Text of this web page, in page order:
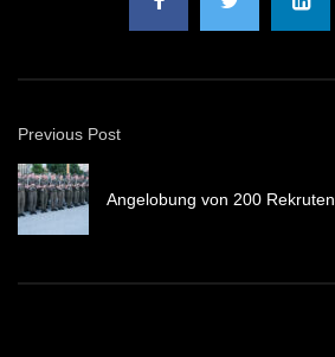
Previous Post
Angelobung von 200